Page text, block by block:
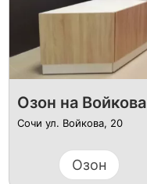
Озон на Войкова
Сочи ул. Войкова, 20
Озон